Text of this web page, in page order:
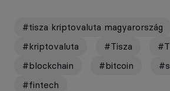
#tisza kriptovaluta magyarország
#kriptovaluta
#Tisza
#blockchain
#bitcoin
#fintech